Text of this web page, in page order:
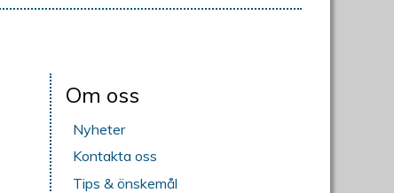
Om oss
Nyheter
Kontakta oss
Tips & önskemål